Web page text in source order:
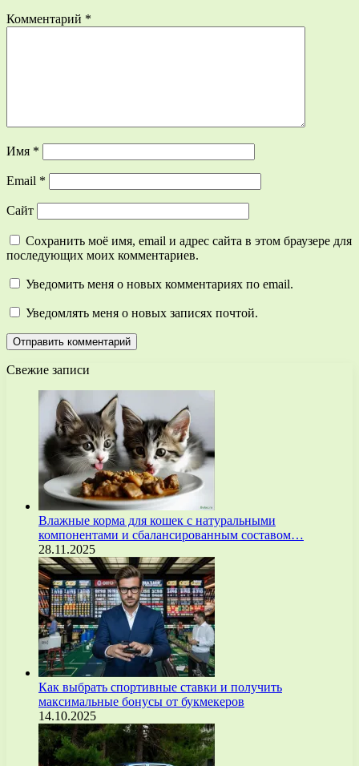
Комментарий *
Имя *
Email *
Сайт
Сохранить моё имя, email и адрес сайта в этом браузере для
последующих моих комментариев.
Уведомить меня о новых комментариях по email.
Уведомлять меня о новых записях почтой.
Свежие записи
Влажные корма для кошек с натуральными
компонентами и сбалансированным составом…
28.11.2025
Как выбрать спортивные ставки и получить
максимальные бонусы от букмекеров
14.10.2025